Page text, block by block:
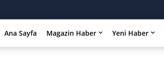
Ana Sayfa Magazin Haber Yeni Haber